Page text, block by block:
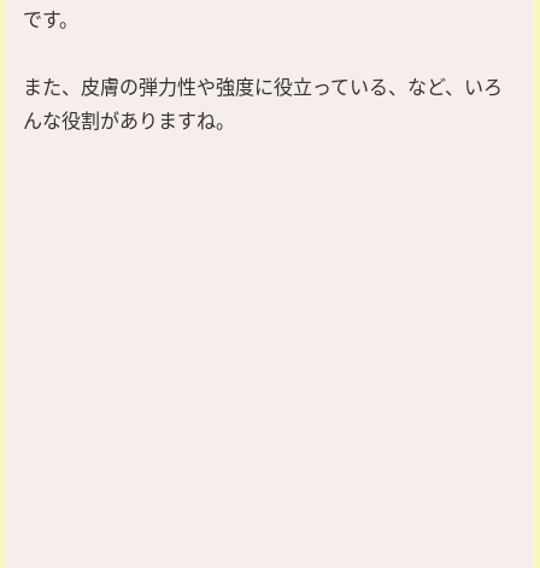
です。
また、皮膚の弾力性や強度に役立っている、など、いろ
んな役割がありますね。